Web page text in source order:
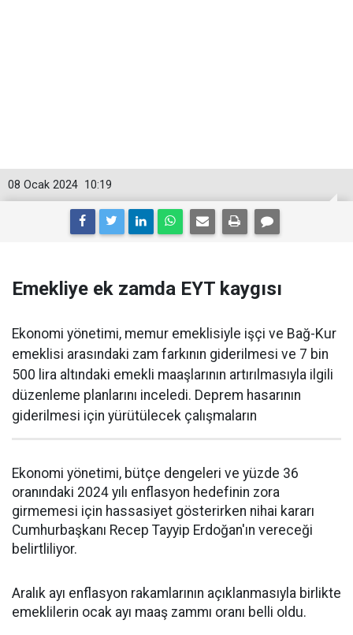
10:19
08 Ocak 2024
Emekliye ek zamda EYT kaygısı
Ekonomi yönetimi, memur emeklisiyle işçi ve Bağ-Kur
emeklisi arasındaki zam farkının giderilmesi ve 7 bin
500 lira altındaki emekli maaşlarının artırılmasıyla ilgili
düzenleme planlarını inceledi. Deprem hasarının
giderilmesi için yürütülecek çalışmaların
Ekonomi yönetimi, bütçe dengeleri ve yüzde 36
oranındaki 2024 yılı enflasyon hedefinin zora
girmemesi için hassasiyet gösterirken nihai kararı
Cumhurbaşkanı Recep Tayyip Erdoğan'ın vereceği
belirtliliyor.
Aralık ayı enflasyon rakamlarının açıklanmasıyla birlikte
emeklilerin ocak ayı maaş zammı oranı belli oldu.